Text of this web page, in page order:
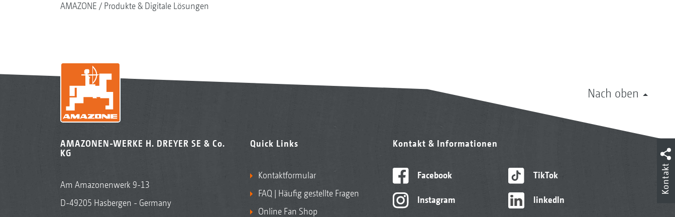
AMAZONE Produkte & Digitale Lösungen
Nach oben
AMAZONEN-WERKE H. DREYER SE & Co.
KG
Am Amazonenwerk 9-13
D-49205 Hasbergen - Germany
Quick Links
Kontaktformular
FAQ | Häufig gestellte Fragen
Online Fan Shop
Kontakt & Informationen
Facebook
Instagram
TikTok
linkedIn
Kontakt